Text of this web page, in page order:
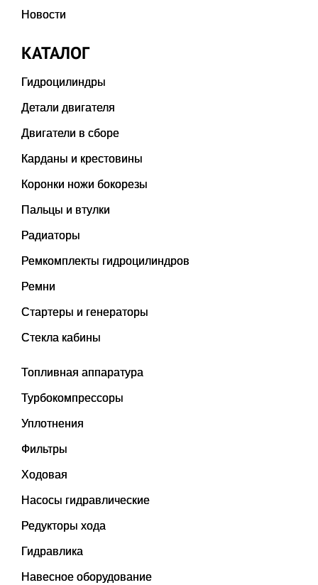
Новости
КАТАЛОГ
Гидроцилиндры
Детали двигателя
Двигатели в сборе
Карданы и крестовины
Коронки ножи бокорезы
Пальцы и втулки
Радиаторы
Ремкомплекты гидроцилиндров
Ремни
Стартеры и генераторы
Стекла кабины
Топливная аппаратура
Турбокомпрессоры
Уплотнения
Фильтры
Ходовая
Насосы гидравлические
Редукторы хода
Гидравлика
Навесное оборудование